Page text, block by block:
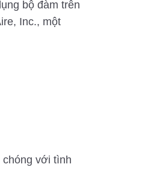
bộ đàm trên
Inc., một
chóng với tình